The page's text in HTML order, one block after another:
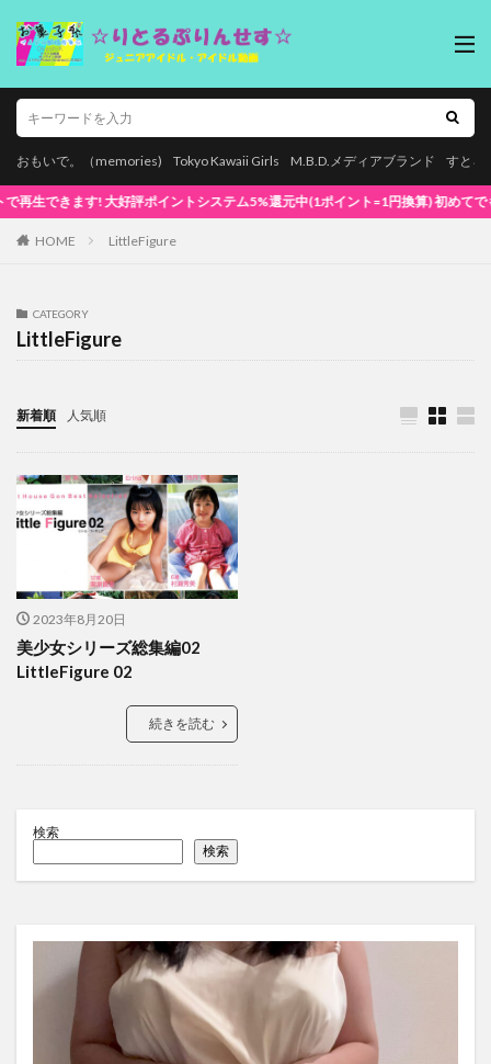
おもいで。（memories) Tokyo Kawaii Girls M.B.D.メディアブランド すとろ
好評ポイントシステム5%還元中(1ポイント=1円換算) 初めてでも安心な簡単
HOME LittleFigure
CATEGORY
LittleFigure
新着順 人気順
2023年8月20日
美少女シリーズ総集編02
LittleFigure 02
続きを読む
検索
検索